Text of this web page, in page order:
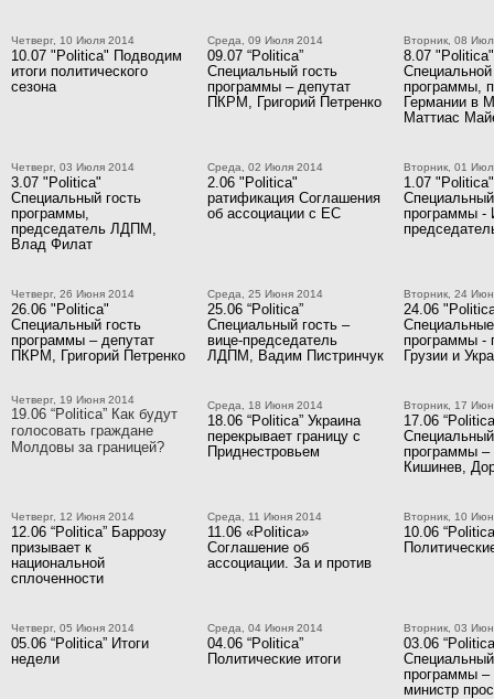
Четверг, 10 Июля 2014
10.07 "Politica" Подводим
итоги политического
сезона
Среда, 09 Июля 2014
09.07 “Politica”
Специальный гость
программы – депутат
ПКРМ, Григорий Петренко
Вторник, 08
8.07 "Politica"
Специальной
программы,
Германии в
Маттиас
Четверг, 03 Июля 2014
3.07 "Politica"
Специальный гость
программы,
председатель ЛДПМ,
Влад Филат
Среда, 02 Июля 2014
2.06 "Politica"
ратификация Соглашения
об ассоциации с ЕС
Вторник, 01
1.07 "Politica"
Специальный
программы -
Четверг, 26 Июня 2014
26.06 "Politica"
Специальный гость
программы – депутат
ПКРМ, Григорий Петренко
Среда, 25 Июня 2014
25.06 “Politica”
Специальный гость –
вице-председатель
ЛДПМ, Вадим Пистринчук
Вторник, 24
24.06
Специальные
программы -
Грузии и
Четверг, 19 Июня 2014
19.06 “Politica” Как будут
голосовать граждане
Молдовы за границей?
Среда, 18 Июня 2014
18.06 “Politica” Украина
перекрывает границу с
Приднестровьем
Вторник, 17
17.06
Специальный
программы –
Кишинев,
Четверг, 12 Июня 2014
12.06 “Politica” Баррозу
призывает к
национальной
сплоченности
Среда, 11 Июня 2014
11.06 «Politica»
Соглашение об
ассоциации. За и против
Вторник, 10
10.06
Четверг, 05 Июня 2014
05.06 “Politica” Итоги
недели
Среда, 04 Июня 2014
04.06 “Politica”
Политические итоги
Вторник, 03
03.06
Специальный
программы
министр